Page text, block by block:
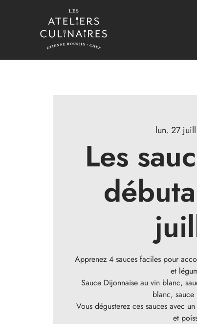
lun. 27
Les
Apprenez 4 sauces faciles pour
et
Sauce Dijonnaise au vin blanc,
blanc, sauce
Vous dégusterez ces sauces avec
et